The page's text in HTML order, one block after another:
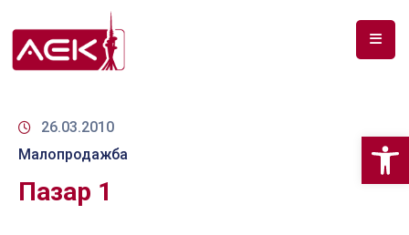
ЗА
ДОКУМЕНТИ
26.03.2010
Малопродажба
Пазар 1